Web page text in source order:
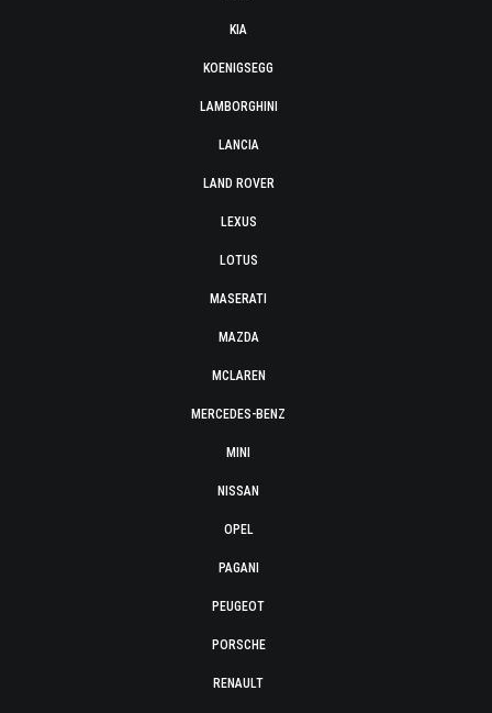
KIA
KOENIGSEGG
LAMBORGHINI
LANCIA
LAND ROVER
LEXUS
LOTUS
MASERATI
MAZDA
MCLAREN
MERCEDES-BENZ
MINI
NISSAN
OPEL
PAGANI
PEUGEOT
PORSCHE
RENAULT